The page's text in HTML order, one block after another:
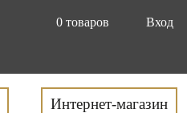
0 товаров
Вход
Интернет-магазин